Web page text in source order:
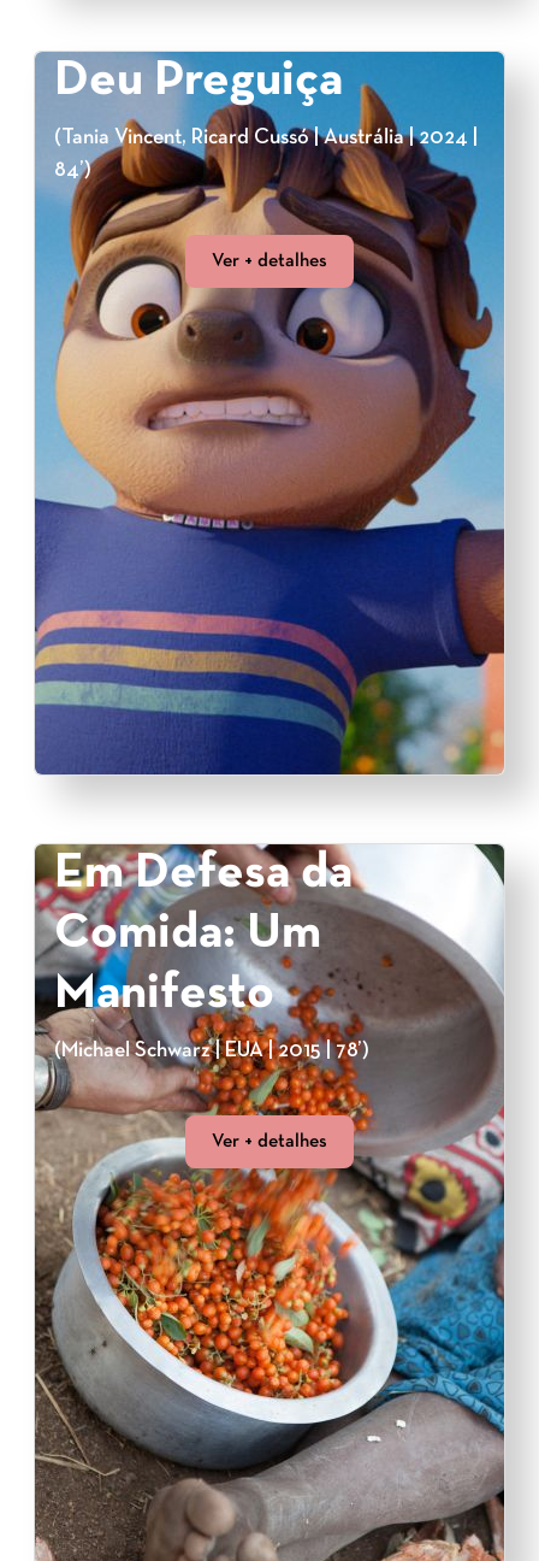
Deu Preguiça
(Tania Vincent, Ricard Cussó | Austrália | 2024 |
84’)
Ver + detalhes
Em Defesa da
Comida: Um
Manifesto
(Michael Schwarz | EUA | 2015 | 78’)
Ver + detalhes